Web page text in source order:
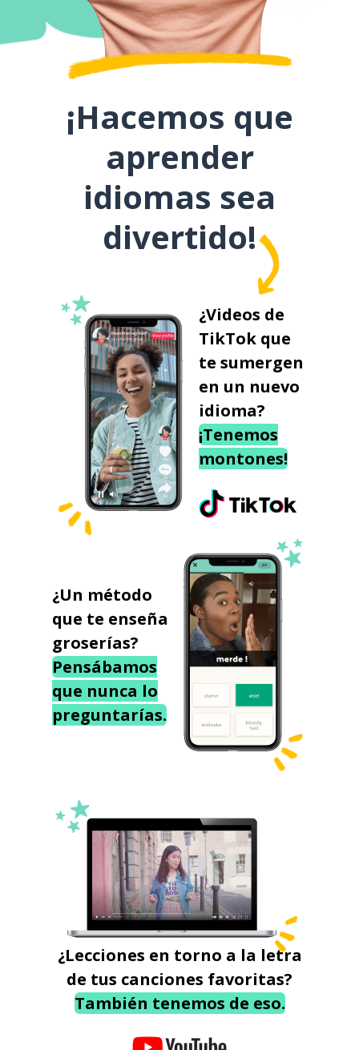
¡Hacemos que
aprender
idiomas sea
divertido!
¿Videos de
TikTok que
te sumergen
en un nuevo
idioma?
¡Tenemos
montones!
¿Un método
que te enseña
groserías?
Pensábamos
que nunca lo
preguntarías.
¿Lecciones en torno a la letra
de tus canciones favoritas?
También tenemos de eso.